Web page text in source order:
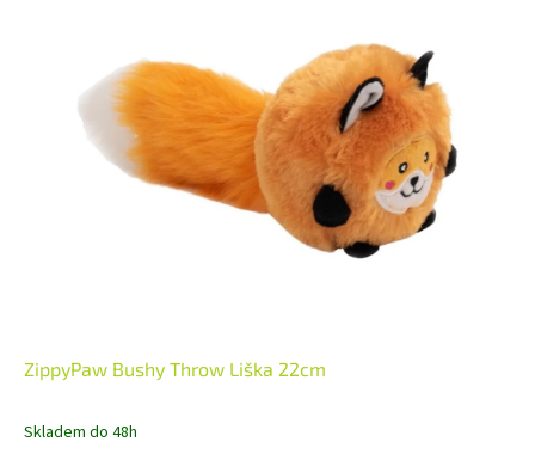
ZippyPaw Bushy Throw Liška 22cm
Skladem do 48h